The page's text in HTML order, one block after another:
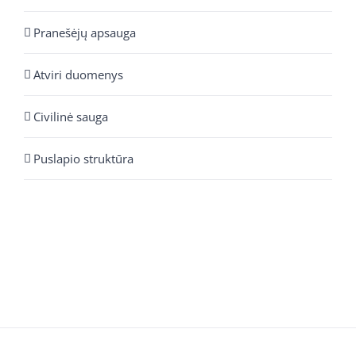
Pranešėjų apsauga
Atviri duomenys
Civilinė sauga
Puslapio struktūra